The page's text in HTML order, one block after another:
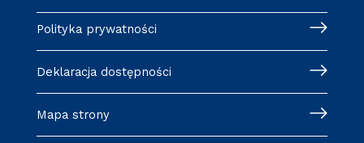
Polityka prywatności
Deklaracja dostępności
Mapa strony